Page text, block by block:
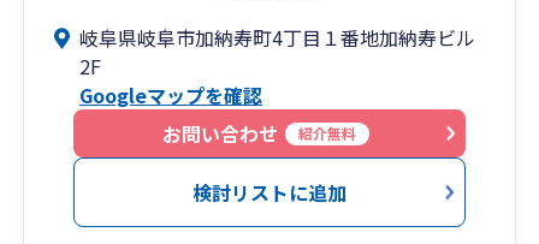
組織基盤の強化を支援することで、お客様が本業
に集中できる環境を整えております。
岐阜県岐阜市加納寿町4丁目１番地加納寿ビル
2F
Googleマップを確認
お問い合わせ
紹介無料
検討リストに追加